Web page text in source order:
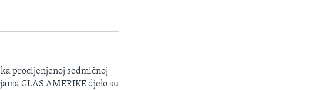
procijenjenoj sedmičnoj
GLAS AMERIKE djelo su